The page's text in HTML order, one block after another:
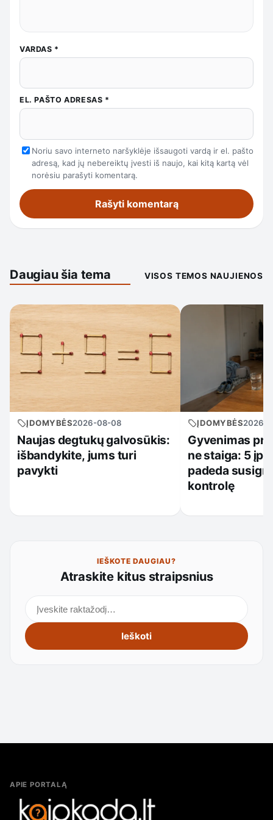
VARDAS *
EL. PAŠTO ADRESAS *
Noriu savo interneto naršyklėje išsaugoti vardą ir el. pašto
adresą, kad jų nebereiktų įvesti iš naujo, kai kitą kartą vėl
norėsiu parašyti komentarą.
Daugiau šia tema VISOS TEMOS NAUJIENOS
ĮDOMYBĖS2026-08-08
Naujas degtukų galvosūkis:
išbandykite, jums turi
pavykti
ĮDOMYBĖS2026-
Gyvenimas
ne staiga: 5
padeda
kontrolę
IEŠKOTE DAUGIAU?
Atraskite kitus straipsnius
Ieškoti
APIE PORTALĄ